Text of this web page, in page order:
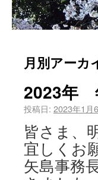
月別アーカ
2023年
投稿日: 2023年1月
皆さま、
宜しくお
矢島事務